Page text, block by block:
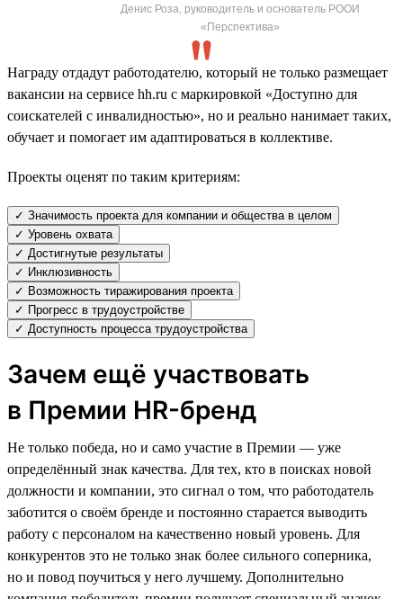
Денис Роза, руководитель и основатель РООИ
«Перспектива»
Награду отдадут работодателю, который не только размещает
вакансии на сервисе hh.ru с маркировкой «Доступно для
соискателей с инвалидностью», но и реально нанимает таких,
обучает и помогает им адаптироваться в коллективе.
Проекты оценят по таким критериям:
✓ Значимость проекта для компании и общества в целом
✓ Уровень охвата
✓ Достигнутые результаты
✓ Инклюзивность
✓ Возможность тиражирования проекта
✓ Прогресс в трудоустройстве
✓ Доступность процесса трудоустройства
Зачем ещё участвовать
в Премии HR-бренд
Не только победа, но и само участие в Премии — уже
определённый знак качества. Для тех, кто в поисках новой
должности и компании, это сигнал о том, что работодатель
заботится о своём бренде и постоянно старается выводить
работу с персоналом на качественно новый уровень. Для
конкурентов это не только знак более сильного соперника,
но и повод поучиться у него лучшему. Дополнительно